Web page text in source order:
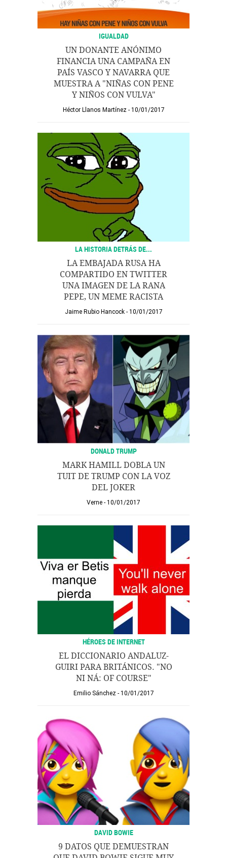
IGUALDAD
UN DONANTE ANÓNIMO
FINANCIA UNA CAMPAÑA EN
PAÍS VASCO Y NAVARRA QUE
MUESTRA A "NIÑAS CON PENE
Y NIÑOS CON VULVA"
Héctor Llanos Martínez 10/01/2017
LA HISTORIA DETRÁS DE...
LA EMBAJADA RUSA HA
COMPARTIDO EN TWITTER
UNA IMAGEN DE LA RANA
PEPE, UN MEME RACISTA
Jaime Rubio Hancock 10/01/2017
DONALD TRUMP
MARK HAMILL DOBLA UN
TUIT DE TRUMP CON LA VOZ
DEL JOKER
Verne 10/01/2017
HÉROES DE INTERNET
EL DICCIONARIO ANDALUZ-
GUIRI PARA BRITÁNICOS. "NO
NI NÁ: OF COURSE"
Emilio Sánchez 10/01/2017
DAVID BOWIE
9 DATOS QUE DEMUESTRAN